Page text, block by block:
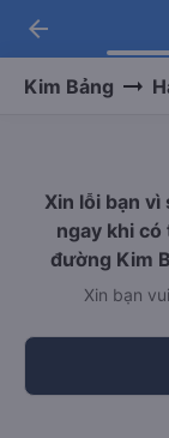
-
arrow_back
Kim Bảng
Xin lỗi bạn
ngay khi
đường Kim
Xin bạn